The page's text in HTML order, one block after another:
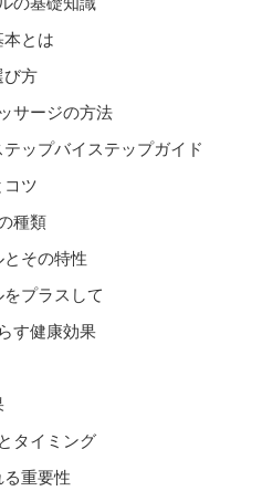
本とは
び方
サージの方法
ップバイステップガイド
コツ
種類
とその特性
プラスして
す健康効果
タイミング
重要性